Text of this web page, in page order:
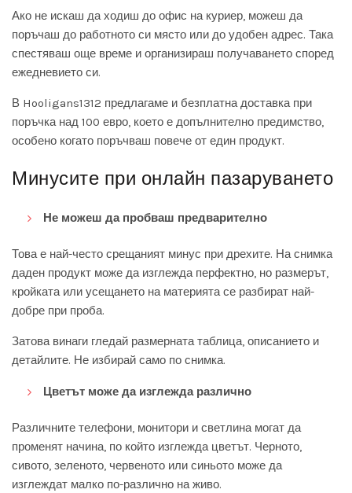
Ако не искаш да ходиш до офис на куриер, можеш да
поръчаш до работното си място или до удобен адрес. Така
спестяваш още време и организираш получаването според
ежедневието си.
В Hooligans1312 предлагаме и безплатна доставка при
поръчка над 100 евро, което е допълнително предимство,
особено когато поръчваш повече от един продукт.
Минусите при онлайн пазаруването
Не можеш да пробваш предварително
Това е най-често срещаният минус при дрехите. На снимка
даден продукт може да изглежда перфектно, но размерът,
кройката или усещането на материята се разбират най-
добре при проба.
Затова винаги гледай размерната таблица, описанието и
детайлите. Не избирай само по снимка.
Цветът може да изглежда различно
Различните телефони, монитори и светлина могат да
променят начина, по който изглежда цветът. Черното,
сивото, зеленото, червеното или синьото може да
изглеждат малко по-различно на живо.